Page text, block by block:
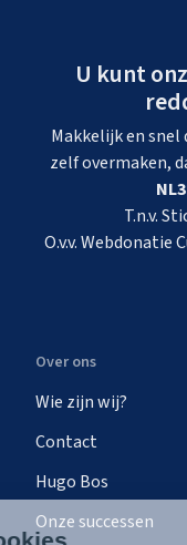
U kunt
Makkelijk en snel
zelf overmaken,
T.n.v.
O.v.v. Webdonatie
Over ons
Wie zijn wij?
Contact
Hugo Bos
Onze successen